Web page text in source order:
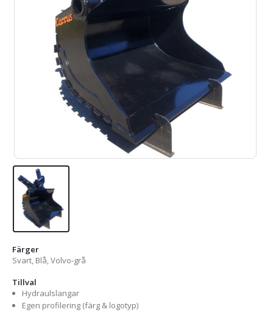
Färger
Svart, Blå, Volvo-grå
Tillval
Hydraulslangar
Egen profilering (färg & logotyp)